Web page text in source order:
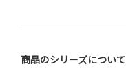
商品のシリーズについて